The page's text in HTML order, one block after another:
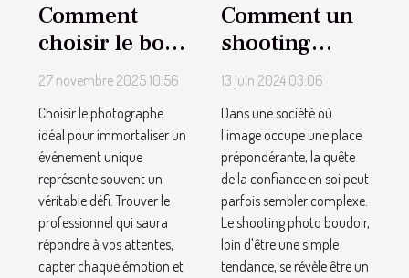
Comment
choisir le bon
photographe
événement
spécial ?
27 novembre 2025 10:56
Choisir le photographe
idéal pour immortaliser un
événement unique
représente souvent un
véritable défi. Trouver le
professionnel qui saura
répondre à vos attentes,
capter chaque émotion et
Comment un
shooting
photo boudoir
peut renforcer
l'estime de soi
et révéler la
sensualité
13 juin 2024 03:06
Dans une société où
l'image occupe une place
prépondérante, la quête
de la confiance en soi peut
parfois sembler complexe.
Le shooting photo boudoir,
loin d'être une simple
tendance, se révèle être un